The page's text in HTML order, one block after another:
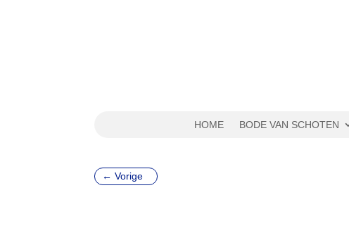
HOME BODE VAN SCHOTEN
←Vorige